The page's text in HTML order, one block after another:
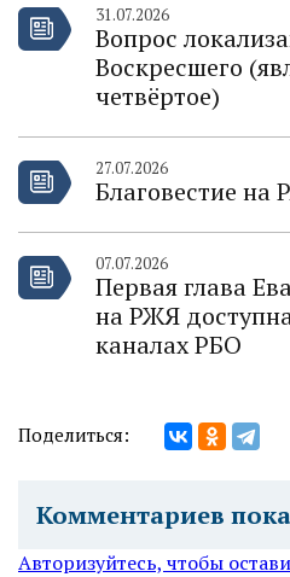
31.07.2026
Вопрос
Воскресшего
четвёртое)
27.07.2026
Благовестие на
07.07.2026
Первая глава
на РЖЯ
каналах РБО
Поделиться:
Комментариев
Авторизуйтесь, чтобы